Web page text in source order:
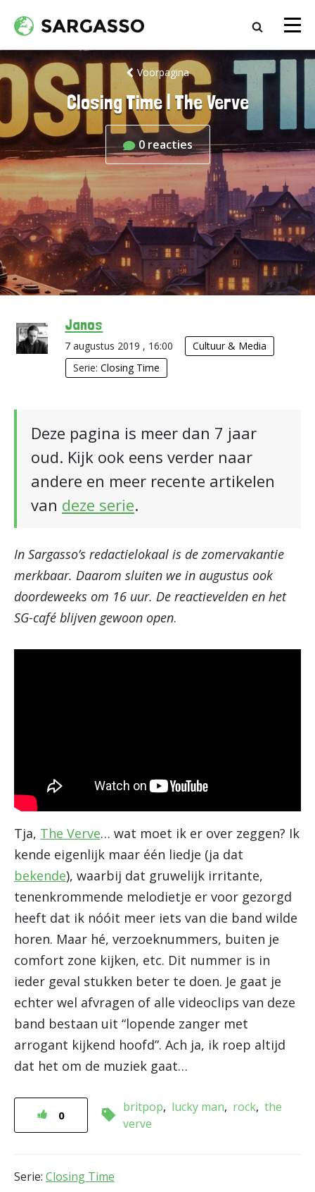
Voorpagina
Closing Time | The Verve
0 reacties
Janos
7 augustus 2019 , 16:00
Cultuur & Media
Serie:Closing Time
Deze pagina is meer dan 7 jaar
oud. Kijk ook eens verder naar
andere en meer recente artikelen
van deze serie.
In Sargasso’s redactielokaal is de zomervakantie
merkbaar. Daarom sluiten we in augustus ook
doordeweeks om 16 uur. De reactievelden en het
SG-café blijven gewoon open.
Tja, The Verve… wat moet ik er over zeggen? Ik
kende eigenlijk maar één liedje (ja dat
bekende), waarbij dat gruwelijk irritante,
tenenkrommende melodietje er voor gezorgd
heeft dat ik nóóit meer iets van die band wilde
horen. Maar hé, verzoeknummers, buiten je
comfort zone kijken, etc. Dit nummer is in
ieder geval stukken beter te doen. Je gaat je
echter wel afvragen of alle videoclips van deze
band bestaan uit “lopende zanger met
arrogant kijkend hoofd”. Ach ja, ik roep altijd
dat het om de muziek gaat…
0
britpop lucky man rock the
verve
Serie: Closing Time